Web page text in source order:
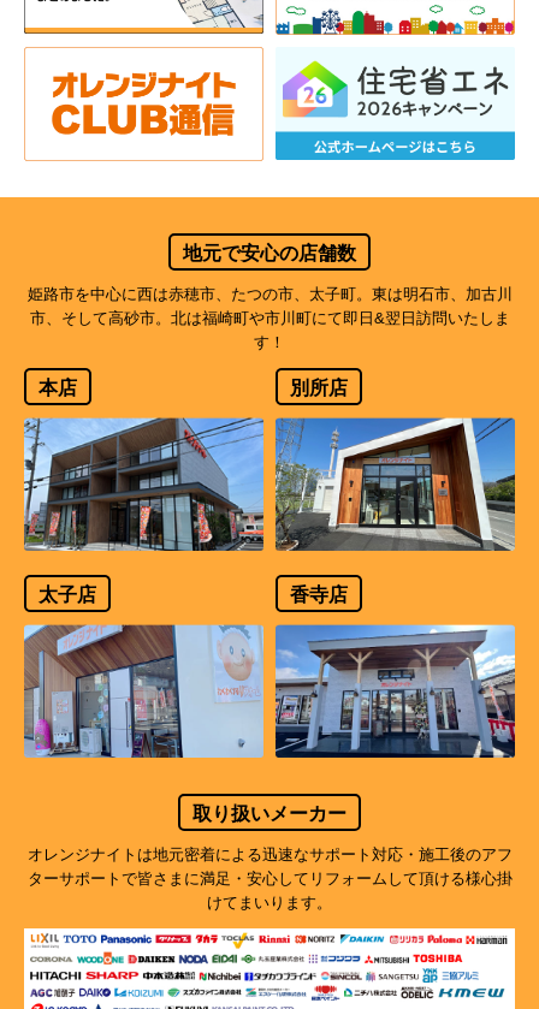
地元で安心の店舗数
姫路市を中心に西は赤穂市、たつの市、太子町。東は明石市、加古川
市、そして高砂市。北は福崎町や市川町にて即日&翌日訪問いたしま
す！
本店 別所店
太子店 香寺店
取り扱いメーカー
オレンジナイトは地元密着による迅速なサポート対応・施工後のアフ
ターサポートで皆さまに満足・安心してリフォームして頂ける様心掛
けてまいります。